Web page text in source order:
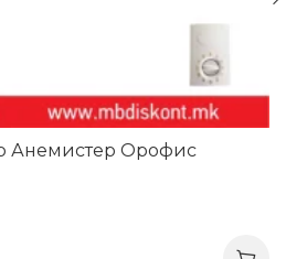
Анемистер Орофис